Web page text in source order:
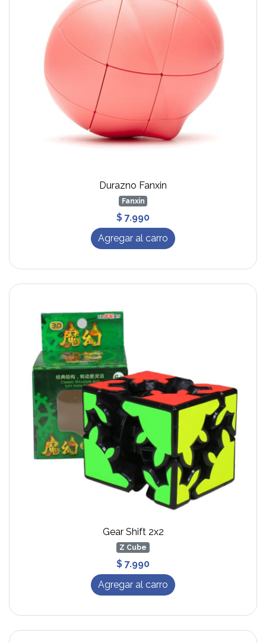
Durazno Fanxin
Fanxin
$ 7.990
Agregar al carro
Gear Shift 2x2
Z Cube
$ 7.990
Agregar al carro